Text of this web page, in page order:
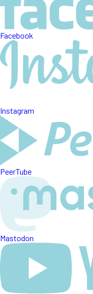
Facebook
Instagram
PeerTube
Mastodon